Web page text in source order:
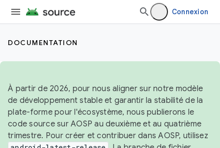
Connexion
DOCUMENTATION
À partir de 2026, pour nous aligner sur notre modèle
de développement stable et garantir la stabilité de la
plate-forme pour l'écosystème, nous publierons le
code source sur AOSP au deuxième et au quatrième
trimestre. Pour créer et contribuer dans AOSP, utilisez